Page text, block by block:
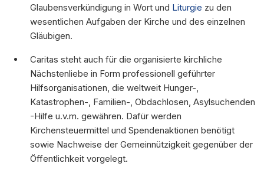
Glaubensverkündigung in Wort und Liturgie zu den
wesentlichen Aufgaben der Kirche und des einzelnen
Gläubigen.
Caritas steht auch für die organisierte kirchliche
Nächstenliebe in Form professionell geführter
Hilfsorganisationen, die weltweit Hunger-,
Katastrophen-, Familien-, Obdachlosen, Asylsuchenden
-Hilfe u.v.m. gewähren. Dafür werden
Kirchensteuermittel und Spendenaktionen benötigt
sowie Nachweise der Gemeinnützigkeit gegenüber der
Öffentlichkeit vorgelegt.